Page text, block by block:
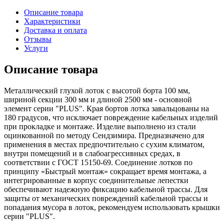
Описание товара
Характеристики
Доставка и оплата
Отзывы
Услуги
Описание товара
Металличеcкий глухой лоток с высотой борта 100 мм,
шириной секции 300 мм и длиной 2500 мм - основной
элемент серии "PLUS". Края бортов лотка завальцованы на
180 градусов, что исключает повреждение кабельных изделий
при прокладке и монтаже. Изделие выполнено из стали
оцинкованной по методу Сендзимира. Предназначено для
применения в местах предпочтительно с сухим климатом,
внутри помещений и в слабоагрессивных средах, в
соответствии с ГОСТ 15150-69. Соединение лотков по
принципу «Быстрый монтаж» сокращает время монтажа, а
интегрированные в корпус соединительные лепестки
обеспечивают надежную фиксацию кабельной трассы. Для
защиты от механических повреждений кабельной трассы и
попадания мусора в лоток, рекомендуем использовать крышки
серии "PLUS".